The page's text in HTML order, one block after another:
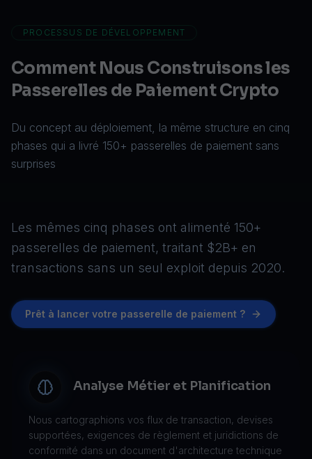
PROCESSUS DE DÉVELOPPEMENT
Comment Nous Construisons les
Passerelles de Paiement Crypto
Du concept au déploiement, la même structure en cinq
phases qui a livré 150+ passerelles de paiement sans
surprises
Les mêmes cinq phases ont alimenté 150+
passerelles de paiement, traitant $2B+ en
transactions sans un seul exploit depuis 2020.
Prêt à lancer votre passerelle de paiement ?
Analyse Métier et Planification
Nous cartographions vos flux de transaction, devises
supportées, exigences de règlement et juridictions de
conformité dans un document d'architecture technique